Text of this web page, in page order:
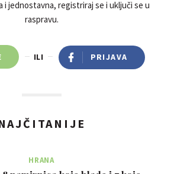
i jednostavna, registriraj se i uključi se u
raspravu.
ILI PRIJAVA
HRANA